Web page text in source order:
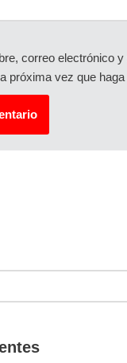
correo electrónico
próxima vez que